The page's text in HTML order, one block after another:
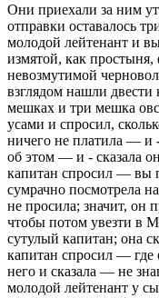
Они приехали за ним
отправки оставалось
молодой лейтенант и
измятой, как
невозмутимой
взглядом нашли двести
мешках и три мешка
усами и спросил,
ничего не платила — и
об этом — и - сказала
капитан спросил — вы
сумрачно посмотрела
не просила; значит, он
чтобы потом увезти в
сутулый капитан; она
капитан спросил — где
него и сказала — не
молодой лейтенант у